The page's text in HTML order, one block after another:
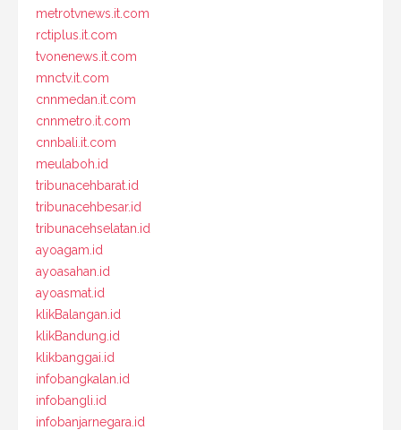
metrotvnews.it.com
rctiplus.it.com
tvonenews.it.com
mnctv.it.com
cnnmedan.it.com
cnnmetro.it.com
cnnbali.it.com
meulaboh.id
tribunacehbarat.id
tribunacehbesar.id
tribunacehselatan.id
ayoagam.id
ayoasahan.id
ayoasmat.id
klikBalangan.id
klikBandung.id
klikbanggai.id
infobangkalan.id
infobangli.id
infobanjarnegara.id